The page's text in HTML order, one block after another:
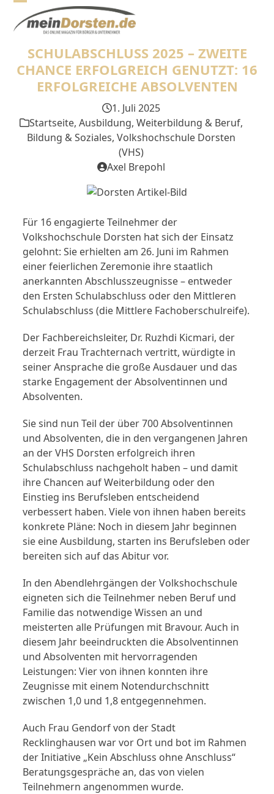
Skip Open
mobile
menu
Close
mobile
menu
SCHULABSCHLUSS 2025 – ZWEITE
CHANCE ERFOLGREICH GENUTZT: 16
ERFOLGREICHE ABSOLVENTEN
1. Juli 2025
Startseite, Ausbildung, Weiterbildung & Beruf,
Bildung & Soziales, Volkshochschule Dorsten
(VHS)
Axel Brepohl
Für 16 engagierte Teilnehmer der
Volkshochschule Dorsten hat sich der Einsatz
gelohnt: Sie erhielten am 26. Juni im Rahmen
einer feierlichen Zeremonie ihre staatlich
anerkannten Abschlusszeugnisse – entweder
den Ersten Schulabschluss oder den Mittleren
Schulabschluss (die Mittlere Fachoberschulreife).
Der Fachbereichsleiter, Dr. Ruzhdi Kicmari, der
derzeit Frau Trachternach vertritt, würdigte in
seiner Ansprache die große Ausdauer und das
starke Engagement der Absolventinnen und
Absolventen.
Sie sind nun Teil der über 700 Absolventinnen
und Absolventen, die in den vergangenen Jahren
an der VHS Dorsten erfolgreich ihren
Schulabschluss nachgeholt haben – und damit
ihre Chancen auf Weiterbildung oder den
Einstieg ins Berufsleben entscheidend
verbessert haben. Viele von ihnen haben bereits
konkrete Pläne: Noch in diesem Jahr beginnen
sie eine Ausbildung, starten ins Berufsleben oder
bereiten sich auf das Abitur vor.
In den Abendlehrgängen der Volkshochschule
eigneten sich die Teilnehmer neben Beruf und
Familie das notwendige Wissen an und
meisterten alle Prüfungen mit Bravour. Auch in
diesem Jahr beeindruckten die Absolventinnen
und Absolventen mit hervorragenden
Leistungen: Vier von ihnen konnten ihre
Zeugnisse mit einem Notendurchschnitt
zwischen 1,0 und 1,8 entgegennehmen.
Auch Frau Gendorf von der Stadt
Recklinghausen war vor Ort und bot im Rahmen
der Initiative „Kein Abschluss ohne Anschluss“
Beratungsgespräche an, das von vielen
Teilnehmern angenommen wurde.